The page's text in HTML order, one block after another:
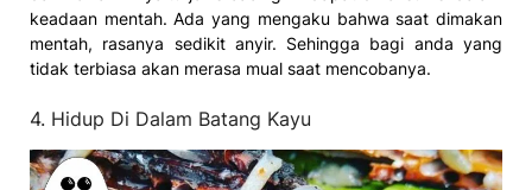
keadaan mentah. Ada yang mengaku bahwa saat dimakan
mentah, rasanya sedikit anyir. Sehingga bagi anda yang
tidak terbiasa akan merasa mual saat mencobanya.
4. Hidup Di Dalam Batang Kayu